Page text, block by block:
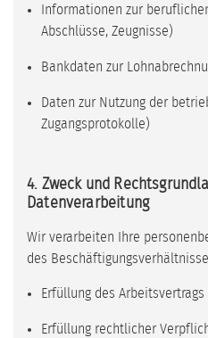
Informationen zur
Abschlüsse, Zeugnisse)
Bankdaten zur
Daten zur Nutzung der
Zugangsprotokolle)
4. Zweck und
Datenverarbeitung
Wir verarbeiten Ihre
des
Erfüllung des Arbeitsvertrags
Erfüllung rechtlicher